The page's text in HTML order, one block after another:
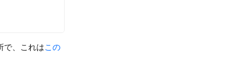
で、これはこの